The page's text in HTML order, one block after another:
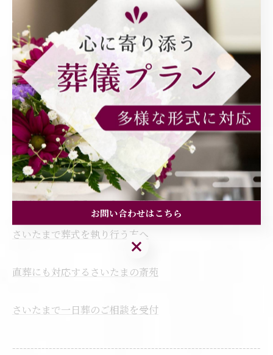
--------------------------------------------------------------------
--
有限会社さいたま斎苑
埼玉県さいたま市南区別所6-16-12
電話番号:048-710-9890
FAX番号 :048-710-9891
家族葬プランをさいたまでご提案
さいたまで葬式を執り行う方へ
直葬にも対応するさいたまの斎苑
さいたまで一日葬のご相談を受付
--------------------------------------------------------------------
お問い合わせはこちら
お問い合わせはこちら